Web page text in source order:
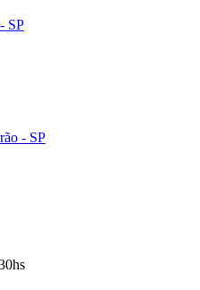
SP
- SP